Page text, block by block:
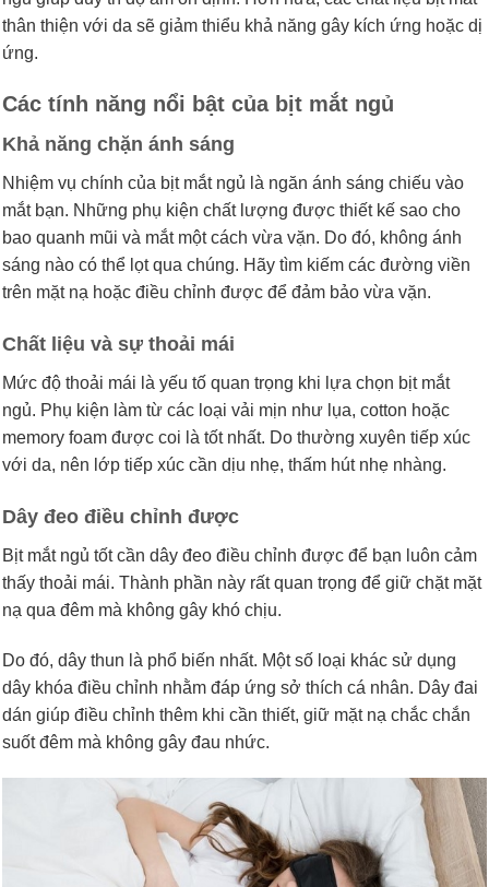
thân thiện với da sẽ giảm thiểu khả năng gây kích ứng hoặc dị
ứng.
Các tính năng nổi bật của bịt mắt ngủ
Khả năng chặn ánh sáng
Nhiệm vụ chính của bịt mắt ngủ là ngăn ánh sáng chiếu vào
mắt bạn. Những phụ kiện chất lượng được thiết kế sao cho
bao quanh mũi và mắt một cách vừa vặn. Do đó, không ánh
sáng nào có thể lọt qua chúng. Hãy tìm kiếm các đường viền
trên mặt nạ hoặc điều chỉnh được để đảm bảo vừa vặn.
Chất liệu và sự thoải mái
Mức độ thoải mái là yếu tố quan trọng khi lựa chọn bịt mắt
ngủ. Phụ kiện làm từ các loại vải mịn như lụa, cotton hoặc
memory foam được coi là tốt nhất. Do thường xuyên tiếp xúc
với da, nên lớp tiếp xúc cần dịu nhẹ, thấm hút nhẹ nhàng.
Dây đeo điều chỉnh được
Bịt mắt ngủ tốt cần dây đeo điều chỉnh được để bạn luôn cảm
thấy thoải mái. Thành phần này rất quan trọng để giữ chặt mặt
nạ qua đêm mà không gây khó chịu.
Do đó, dây thun là phổ biến nhất. Một số loại khác sử dụng
dây khóa điều chỉnh nhằm đáp ứng sở thích cá nhân. Dây đai
dán giúp điều chỉnh thêm khi cần thiết, giữ mặt nạ chắc chắn
suốt đêm mà không gây đau nhức.